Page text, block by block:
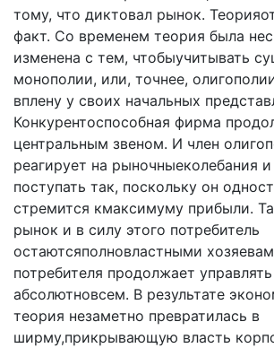
тому, что диктовал рынок.
факт. Со временем теория была
изменена с тем, чтобыучитывать
монопо­лии, или, точнее,
вплену у своих начальных
Конкурентоспособная фирма
центральным звеном. И член
реагирует на рыночныеколебания
поступать так, поскольку он
стремится кмаксимуму прибыли.
рынок и в силу этого потребитель
остаютсяполновластными
потребителя продолжает управлять
абсолютновсем. В результате
теория незаметно пре­вратилась в
ширму,прикрывающую власть